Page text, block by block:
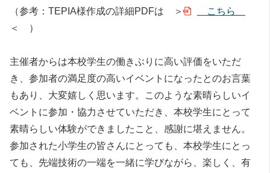
（参考：TEPIA様作成の詳細PDFは ＞
こちら
＜ ）
主催者からは本校学生の働きぶりに高い評価をいただ
き、参加者の満足度の高いイベントになったとのお言葉
もあり、大変嬉しく思います。このような素晴らしいイ
ベントに参加・協力させていただき、本校学生にとって
素晴らしい体験ができましたこと、感謝に堪えません。
参加された小学生の皆さんにとっても、本校学生にとっ
ても、先端技術の一端を一緒に学びながら、楽しく、有